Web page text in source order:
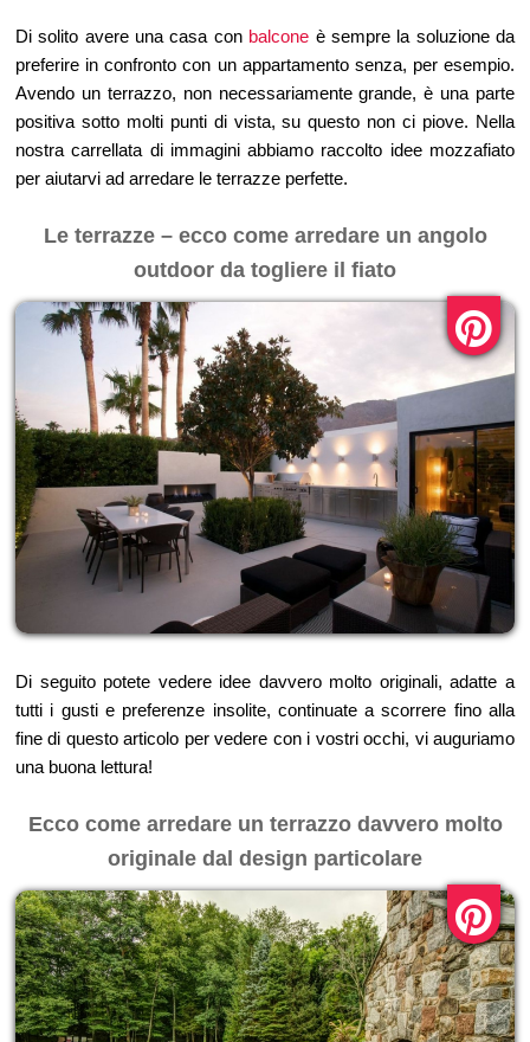
Di solito avere una casa con balcone è sempre la soluzione da
preferire in confronto con un appartamento senza, per esempio.
Avendo un terrazzo, non necessariamente grande, è una parte
positiva sotto molti punti di vista, su questo non ci piove. Nella
nostra carrellata di immagini abbiamo raccolto idee mozzafiato
per aiutarvi ad arredare le terrazze perfette.
Le terrazze – ecco come arredare un angolo
outdoor da togliere il fiato
Di seguito potete vedere idee davvero molto originali, adatte a
tutti i gusti e preferenze insolite, continuate a scorrere fino alla
fine di questo articolo per vedere con i vostri occhi, vi auguriamo
una buona lettura!
Ecco come arredare un terrazzo davvero molto
originale dal design particolare